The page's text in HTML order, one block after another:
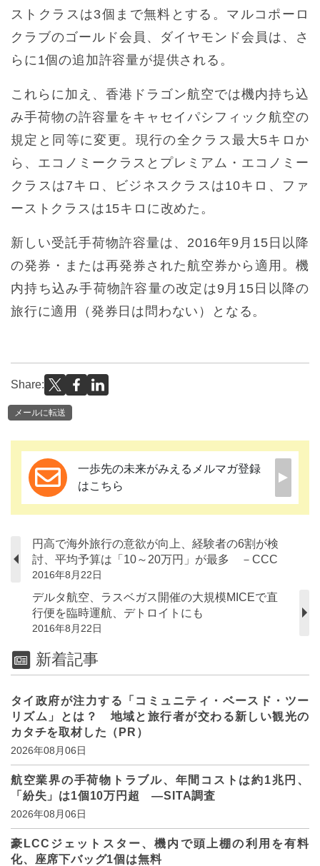
ストクラスは3個まで無料とする。マルコポーロ
クラブのゴールド会員、ダイヤモンド会員は、さ
らに1個の追加許容量が提供される。
これらに加え、香港ドラゴン航空では機内持ち込
み手荷物の許容量をキャセイパシフィック航空の
規定と同等に変更。現行の全クラス最大5キロか
ら、エコノミークラスとプレミアム・エコノミー
クラスは7キロ、ビジネスクラスは10キロ、ファ
ーストクラスは15キロに改めた。
新しい受託手荷物許容量は、2016年9月15日以降
の発券・または再発券された航空券から適用。機
内持ち込み手荷物許容量の改定は9月15日以降の
旅行に適用（発券日は問わない）となる。
Share:
メールに転送
一歩先の未来がみえるメルマガ登録
はこちら
円高で海外旅行の意欲が向上、経験者の6割が検
討、平均予算は「10～20万円」が最多 －CCC
2016年8月22日
デルタ航空、ラスベガス開催の大規模MICEで直
行便を臨時運航、デトロイトにも
2016年8月22日
新着記事
タイ政府が注力する「コミュニティ・ベースド・ツー
リズム」とは？ 地域と旅行者が交わる新しい観光の
カタチを取材した（PR）
2026年08月06日
航空業界の手荷物トラブル、年間コストは約1兆円、
「紛失」は1個10万円超 ―SITA調査
2026年08月06日
豪LCCジェットスター、機内で頭上棚の利用を有料
化、座席下バッグ1個は無料